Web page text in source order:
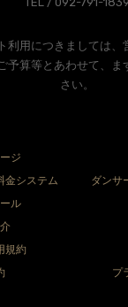
利用につきましては、
予算等とあわせて、
さい。
ジ
金システム
ダンサ
ル
規約
プ